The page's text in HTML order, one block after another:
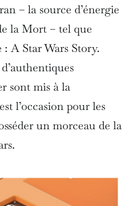
– la source d’énergie
la Mort – tel que
: A Star Wars Story.
sont mis à la
l’occasion pour les
un morceau de la